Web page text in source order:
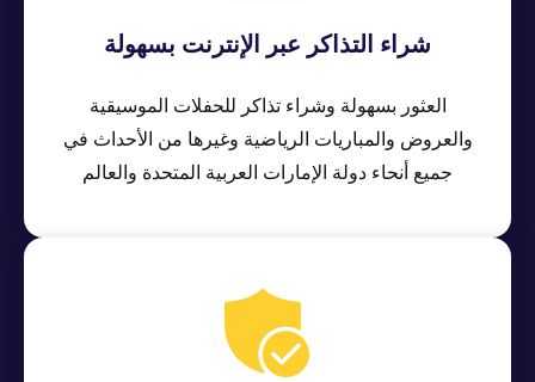
شراء التذاكر عبر الإنترنت بسهولة
العثور بسهولة وشراء تذاكر للحفلات الموسيقية
والعروض والمباريات الرياضية وغيرها من الأحداث في
جميع أنحاء دولة الإمارات العربية المتحدة والعالم